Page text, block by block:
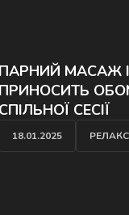
МАСАЖ
СЕСІЇ
18.01.2025